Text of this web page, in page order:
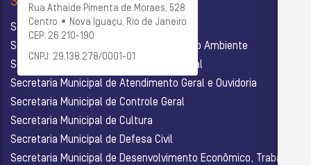
Rua Athaide Pimenta de Moraes, 528
Centro • Nova Iguaçu, Rio de Janeiro
CEP: 26.210-190
CNPJ: 29.138.278/0001-01
Secretaria Municipal de Administração
Secretaria Municipal de Agricultura e Meio Ambiente
Secretaria Municipal de Assistência Social
Secretaria Municipal de Atendimento Geral e Ouvidoria
Secretaria Municipal de Controle Geral
Secretaria Municipal de Cultura
Secretaria Municipal de Defesa Civil
Secretaria Municipal de Desenvolvimento Econômico, Trabalho